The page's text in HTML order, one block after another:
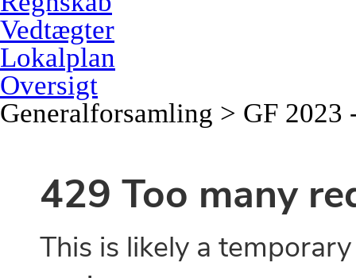
Vedtægter
Lokalplan
Oversigt
Generalforsamling > GF